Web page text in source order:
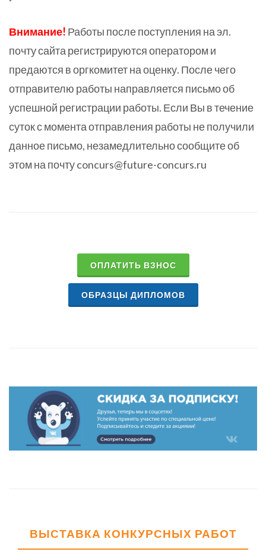
Внимание! Работы после поступления на эл.
почту сайта регистрируются оператором и
предаются в оргкомитет на оценку. После чего
отправителю работы направляется письмо об
успешной регистрации работы. Если Вы в течение
суток с момента отправления работы не получили
данное письмо, незамедлительно сообщите об
этом на почту concurs@future-concurs.ru
ОПЛАТИТЬ ВЗНОС
ОБРАЗЦЫ ДИПЛОМОВ
ВЫСТАВКА КОНКУРСНЫХ РАБОТ